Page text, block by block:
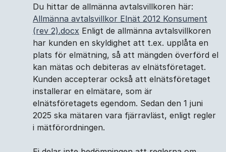
Du hittar de allmänna avtalsvillkoren här:
Allmänna avtalsvillkor Elnät 2012 Konsument
(rev 2).docx Enligt de allmänna avtalsvillkoren
har kunden en skyldighet att t.ex. upplåta en
plats för elmätning, så att mängden överförd el
kan mätas och debiteras av elnätsföretaget.
Kunden accepterar också att elnätsföretaget
installerar en elmätare, som är
elnätsföretagets egendom. Sedan den 1 juni
2025 ska mätaren vara fjärravläst, enligt regler
i mätförordningen.